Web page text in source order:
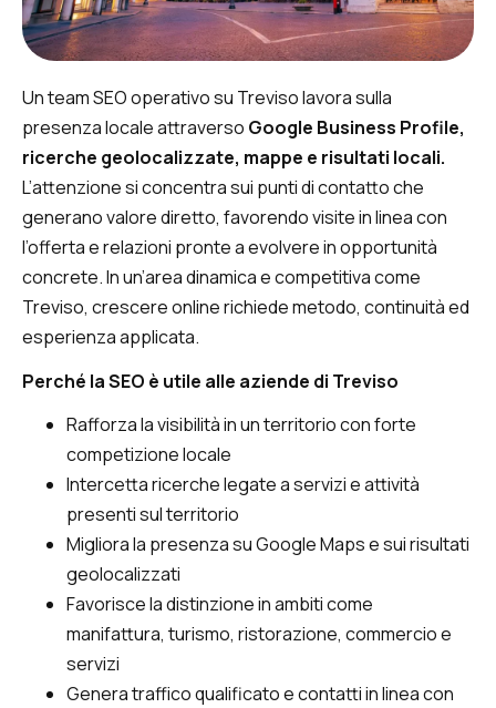
Un team SEO operativo su Treviso lavora sulla
presenza locale attraverso Google Business Profile,
ricerche geolocalizzate, mappe e risultati locali.
L’attenzione si concentra sui punti di contatto che
generano valore diretto, favorendo visite in linea con
l’offerta e relazioni pronte a evolvere in opportunità
concrete. In un’area dinamica e competitiva come
Treviso, crescere online richiede metodo, continuità ed
esperienza applicata.
Perché la SEO è utile alle aziende di Treviso
Rafforza la visibilità in un territorio con forte
competizione locale
Intercetta ricerche legate a servizi e attività
presenti sul territorio
Migliora la presenza su Google Maps e sui risultati
geolocalizzati
Favorisce la distinzione in ambiti come
manifattura, turismo, ristorazione, commercio e
servizi
Genera traffico qualificato e contatti in linea con